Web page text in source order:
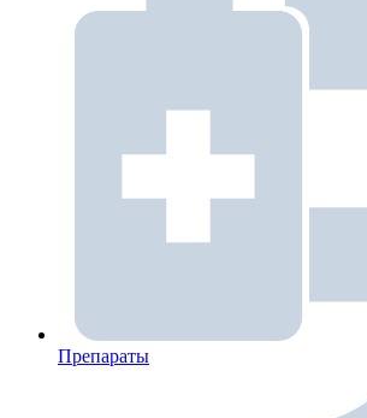
Препараты